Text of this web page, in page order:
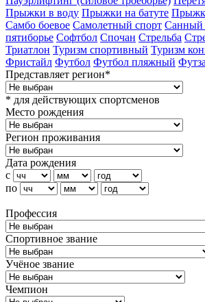
Прыжки в воду Прыжки на батуте
Самбо боевое Самолетный спорт Санный
пятиборье Софтбол Спочан Стрельба
Триатлон Туризм cпортивный Туризм
Фристайл Футбол Футбол пляжный
Представляет регион*
* для действующих спортсменов
Место рождения
Регион проживания
Дата рождения
с
по
Профессия
Спортивное звание
Учёное звание
Чемпион